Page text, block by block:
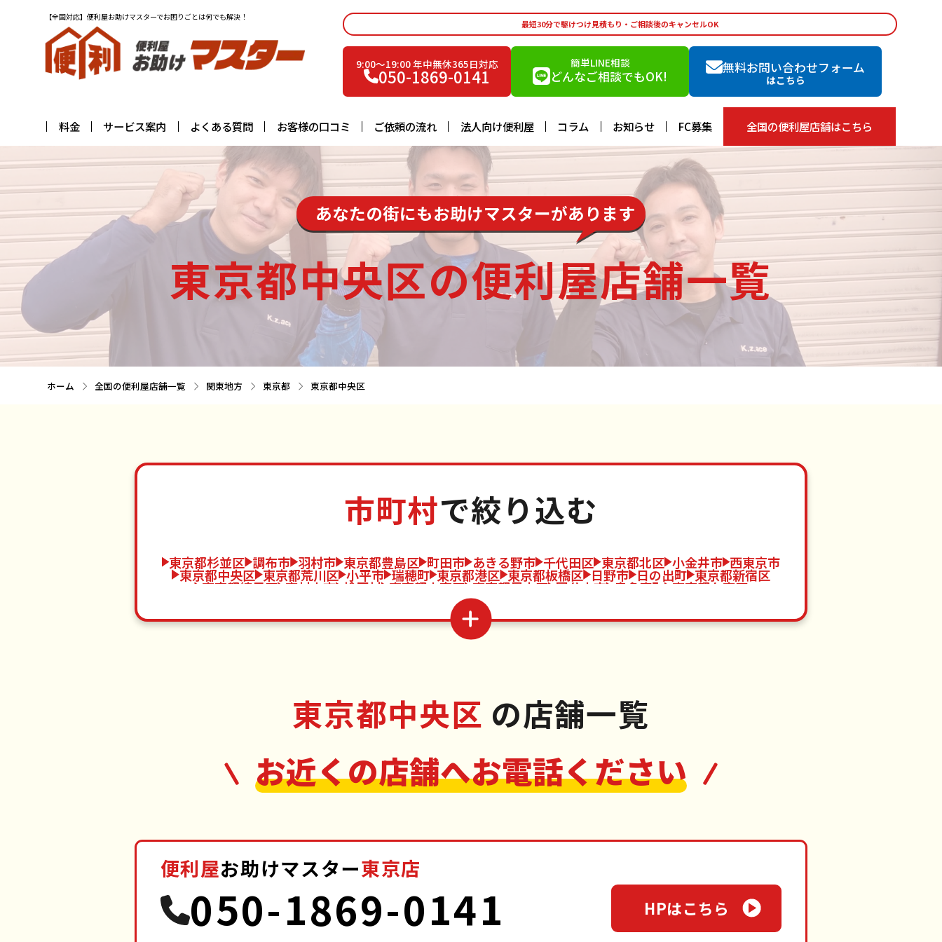
【全国対応】便利屋お助けマスターでお困りごとは何でも解決！
最短30分で駆けつけ見積もり・ご相談後のキャンセルOK
9:00〜19:00 年中無休365日対応
050-1869-0141
簡単LINE相談
どんなご相談でもOK!
無料お問い合わせフォーム
はこちら
料金 サービス案内 よくある質問 お客様の口コミ ご依頼の流れ 法人向け便利屋 コラム お知らせ FC募集 全国の便利屋店舗はこちら
あなたの街にもお助けマスターがあります
東京都中央区の便利屋店舗一覧
ホーム 全国の便利屋店舗一覧 関東地方 東京都 東京都中央区
市町村で絞り込む
東京都杉並区 調布市 羽村市 東京都豊島区 町田市 あきる野市 千代田区 東京都北区 小金井市 西東京市
東京都中央区 東京都荒川区 小平市 瑞穂町 東京都港区 東京都板橋区 日野市 日の出町 東京都新宿区
東京都練馬区 東村山市 檜原村 東京都文京区 東京都足立区 国分寺市 奥多摩町 東京都台東区
東京都江戸川区
東大和市 神津島村
東京都大田区 三鷹市 東久留米市 御蔵島村 東京都世田谷区 青梅市 武蔵村山市 八丈町 東京都渋谷区
東京都中野区
東京都中央区 の店舗一覧
お近くの店舗へお電話ください
便利屋お助けマスター東京店
050-1869-0141 HPはこちら